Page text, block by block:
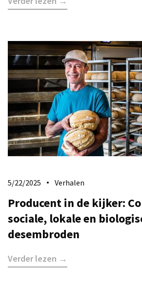
5/22/2025 Verhalen
Producent in de kijker:
sociale, lokale en
desembroden
Verder lezen →